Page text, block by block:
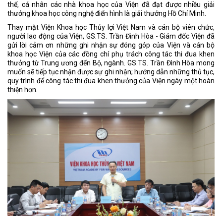
thể, cá nhân các nhà khoa học của Viện đã đạt được nhiều giải
thưởng khoa học công nghệ điển hình là giải thưởng Hồ Chí Minh.
Thay mặt Viện Khoa học Thủy lợi Việt Nam và cán bộ viên chức,
người lao động của Viện, GS.TS. Trần Đình Hòa - Giám đốc Viện đã
gửi lời cảm ơn những ghi nhận sự đóng góp của Viện và cán bộ
khoa học Viện của các đồng chí phụ trách công tác thi đua khen
thưởng từ Trung ương đến Bộ, ngành. GS.TS. Trần Đình Hòa mong
muốn sẽ tiếp tục nhận được sự ghi nhận; hướng dẫn những thủ tục,
quy trình để công tác thi đua khen thưởng của Viện ngày một hoàn
thiện hơn.